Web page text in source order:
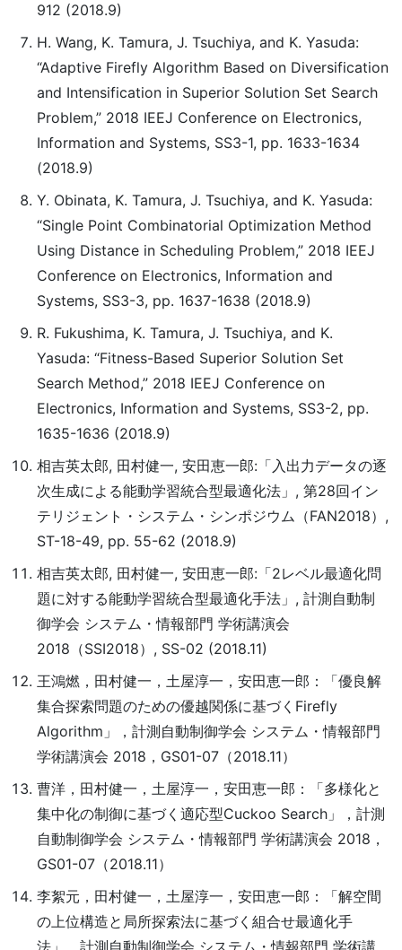
912 (2018.9)
H. Wang, K. Tamura, J. Tsuchiya, and K. Yasuda:
“Adaptive Firefly Algorithm Based on Diversification
and Intensification in Superior Solution Set Search
Problem,” 2018 IEEJ Conference on Electronics,
Information and Systems, SS3-1, pp. 1633-1634
(2018.9)
Y. Obinata, K. Tamura, J. Tsuchiya, and K. Yasuda:
“Single Point Combinatorial Optimization Method
Using Distance in Scheduling Problem,” 2018 IEEJ
Conference on Electronics, Information and
Systems, SS3-3, pp. 1637-1638 (2018.9)
R. Fukushima, K. Tamura, J. Tsuchiya, and K.
Yasuda: “Fitness-Based Superior Solution Set
Search Method,” 2018 IEEJ Conference on
Electronics, Information and Systems, SS3-2, pp.
1635-1636 (2018.9)
相吉英太郎, 田村健一, 安田恵一郎:「入出力データの逐
次生成による能動学習統合型最適化法」, 第28回イン
テリジェント・システム・シンポジウム（FAN2018）,
ST-18-49, pp. 55-62 (2018.9)
相吉英太郎, 田村健一, 安田恵一郎:「2レベル最適化問
題に対する能動学習統合型最適化手法」, 計測自動制
御学会 システム・情報部門 学術講演会
2018（SSI2018）, SS-02 (2018.11)
王鴻燃，田村健一，土屋淳一，安田恵一郎：「優良解
集合探索問題のための優越関係に基づくFirefly
Algorithm」，計測自動制御学会 システム・情報部門
学術講演会 2018，GS01-07（2018.11）
曹洋，田村健一，土屋淳一，安田恵一郎：「多様化と
集中化の制御に基づく適応型Cuckoo Search」，計測
自動制御学会 システム・情報部門 学術講演会 2018，
GS01-07（2018.11）
李絮元，田村健一，土屋淳一，安田恵一郎：「解空間
の上位構造と局所探索法に基づく組合せ最適化手
法」，計測自動制御学会 システム・情報部門 学術講